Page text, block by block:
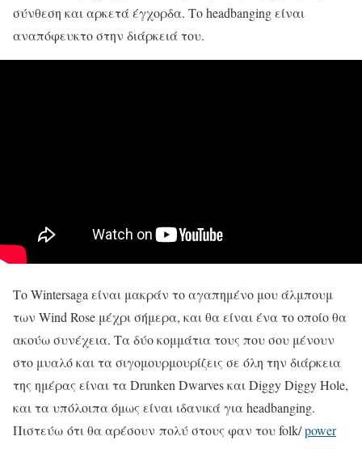
σύνθεση και αρκετά έγχορδα. Το headbanging είναι
αναπόφευκτο στην διάρκειά του.
ΤοWintersaga είναι μακράν το αγαπημένο μου άλμπουμ
των Wind Rose μέχρι σήμερα, και θα είναι ένα το οποίο θα
ακούω συνέχεια. Τα δύο κομμάτια τους που σου μένουν
στο μυαλό και τα σιγομουρμουρίζεις σε όλη την διάρκεια
της ημέρας είναι τα Drunken Dwarves και Diggy Diggy Hole,
και τα υπόλοιπα όμως είναι ιδανικά για headbanging.
Πιστεύω ότιθααρέσουν πολύστους φαν του folk/power